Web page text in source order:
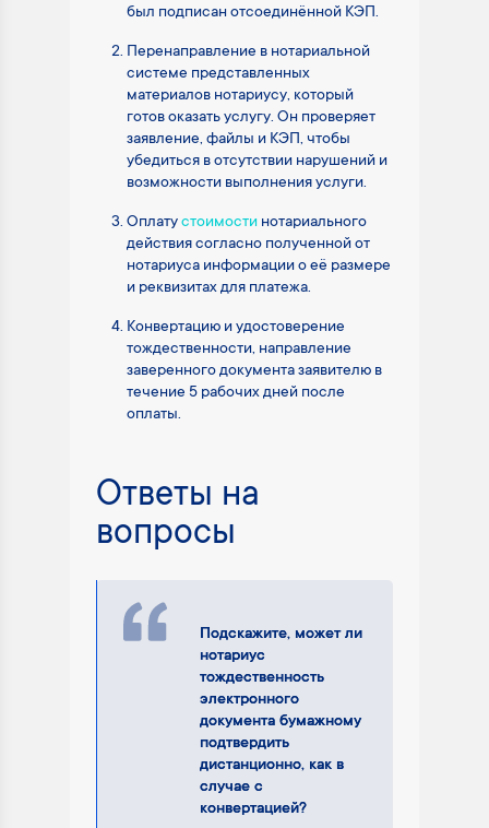
был подписан отсоединённой КЭП.
Перенаправление в нотариальной
системе представленных
материалов нотариусу, который
готов оказать услугу. Он проверяет
заявление, файлы и КЭП, чтобы
убедиться в отсутствии нарушений и
возможности выполнения услуги.
Оплатустоимости нотариального
действия согласно полученной от
нотариуса информации о её размере
и реквизитах для платежа.
Конвертацию и удостоверение
тождественности, направление
заверенного документа заявителю в
течение 5 рабочих дней после
оплаты.
Ответы на
вопросы
Подскажите, может ли
нотариус
тождественность
электронного
документа бумажному
подтвердить
дистанционно, как в
случае с
конвертацией?